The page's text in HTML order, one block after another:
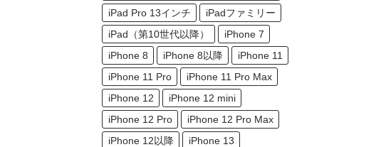
iPad Pro 13インチ
iPadファミリー
iPad（第10世代以降）
iPhone 7
iPhone 8
iPhone 8以降
iPhone 11
iPhone 11 Pro
iPhone 11 Pro Max
iPhone 12
iPhone 12 mini
iPhone 12 Pro
iPhone 12 Pro Max
iPhone 12以降
iPhone 13